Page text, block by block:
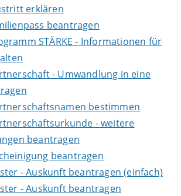
erklären
beantragen
STÄRKE - Informationen für
- Umwandlung in eine
bestimmen
- weitere
beantragen
beantragen
- Auskunft beantragen (einfach)
- Auskunft beantragen